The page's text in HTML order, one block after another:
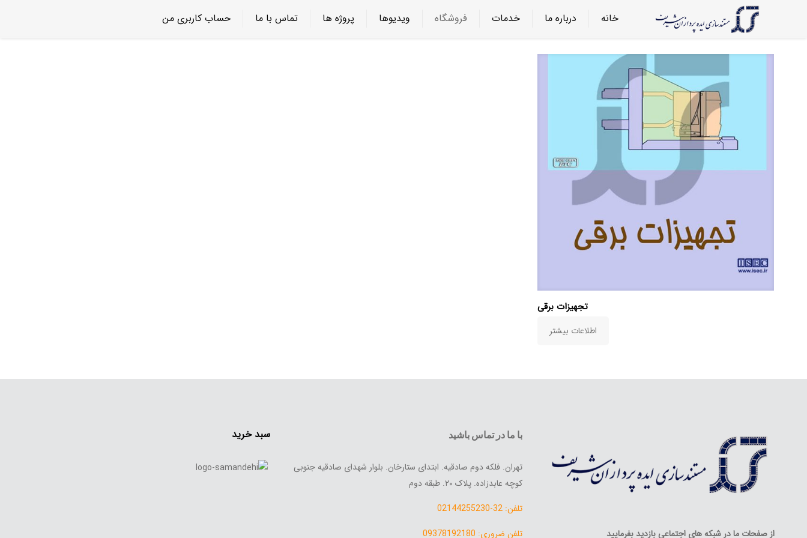
خانه درباره ما خدمات فروشگاه ویدیوها پروژه ها تماس با ما حساب کاربری من
تجهیزات برقی
اطلاعات بیشتر
از صفحات ما در شبکه های اجتماعی بازدید بفرمایید
با ما در تماس باشید
تهران. فلکه دوم صادقیه. ابتدای ستارخان. بلوار شهدای صادقیه جنوبی
کوچه عابدزاده. پلاک ۲۰. طبقه دوم
تلفن: 32-02144255230
تلفن ضروری: 09378192180
سبد خرید